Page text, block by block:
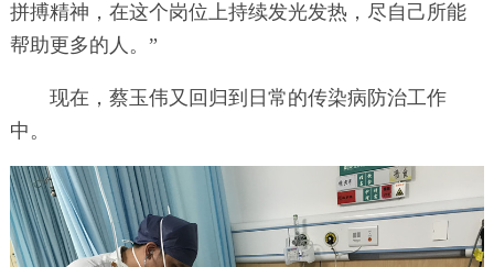
拼搏精神，在这个岗位上持续发光发热，尽自己所能
帮助更多的人。”
现在，蔡玉伟又回归到日常的传染病防治工作
中。